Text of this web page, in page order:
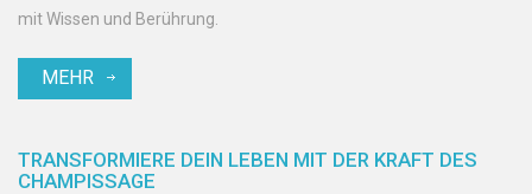
mit Wissen und Berührung.
MEHR
TRANSFORMIERE DEIN LEBEN MIT DER KRAFT DES
CHAMPISSAGE